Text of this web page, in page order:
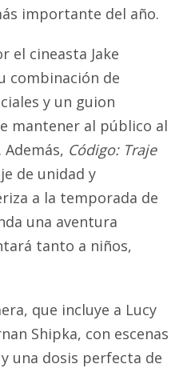
importante del año.
el cineasta Jake
combinación de
y un guion
mantener al público al
Código: Traje
de unidad y
a la temporada de
una aventura
tanto a niños,
que incluye a Lucy
Shipka, con escenas
una dosis perfecta de